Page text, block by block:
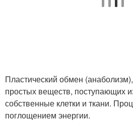
Пластический обмен
простых веществ, поступающих
собственные клетки и ткани.
поглощением энергии.